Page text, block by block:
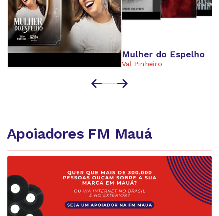
Mulher do Espelho
Val Pinheiro
Apoiadores FM Mauá